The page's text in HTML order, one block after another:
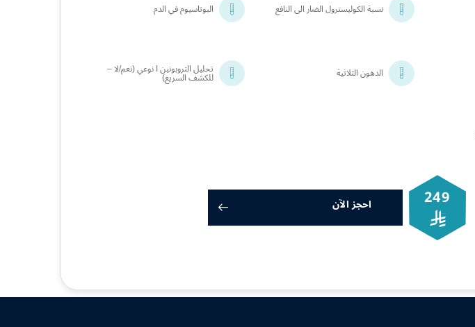
نسبة الكوليسترول الضار الى النافع البوتاسيوم في الدم
الدهون الثلاثية تحليل التروبونين I نوعي (نعم/لا –
للكشف السريع)
249 احجز الآن